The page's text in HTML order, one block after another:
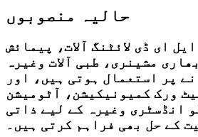
حالیہ منصوبوں
ای ڈی لائٹنگ آلات، پیمائش
مشینری، طبی آلات وغیرہ
پر استعمال ہوتی ہیں، اور
ورک کمیونیکیشن، آٹومیشن
انڈسٹری وغیرہ کے لیے ذاتی
کے حل بھی فراہم کرتی ہیں۔